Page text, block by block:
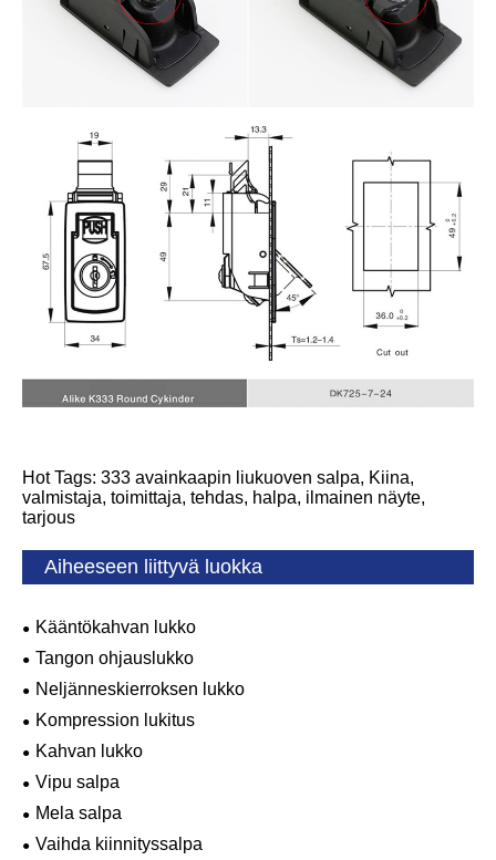
Hot Tags: 333 avainkaapin liukuoven salpa, Kiina,
valmistaja, toimittaja, tehdas, halpa, ilmainen näyte,
tarjous
Aiheeseen liittyvä luokka
Kääntökahvan lukko
Tangon ohjauslukko
Neljänneskierroksen lukko
Kompression lukitus
Kahvan lukko
Vipu salpa
Mela salpa
Vaihda kiinnityssalpa